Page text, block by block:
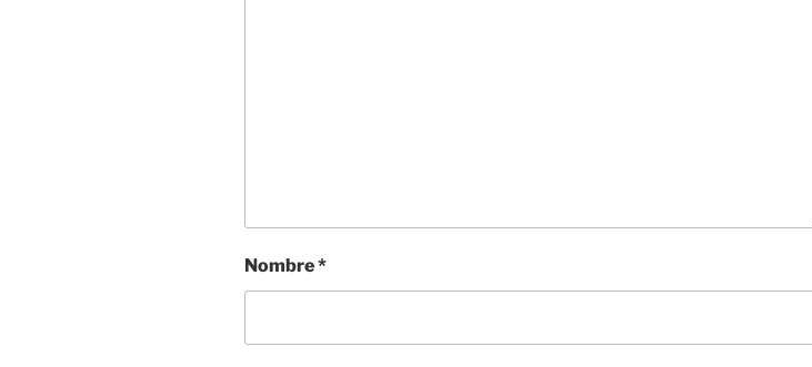
Nombre*